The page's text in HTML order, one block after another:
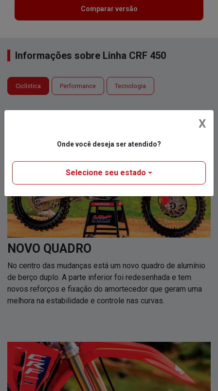
Comparar versão
Informações sobre Linha CRF 450
Ciclística Performance Tecnologia
NOVO QUADRO
No centro das mudanças está um novo quadro de alumínio
de berço duplo. A parte inferior foi redesenhada e tem
novos reforços e fixação do amortecedor que geram uma
melhora na estabilidade e controle nas curvas.
X
Onde você deseja ser atendido?
Selecione seu estado